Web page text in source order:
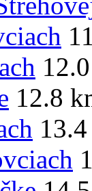
12.8